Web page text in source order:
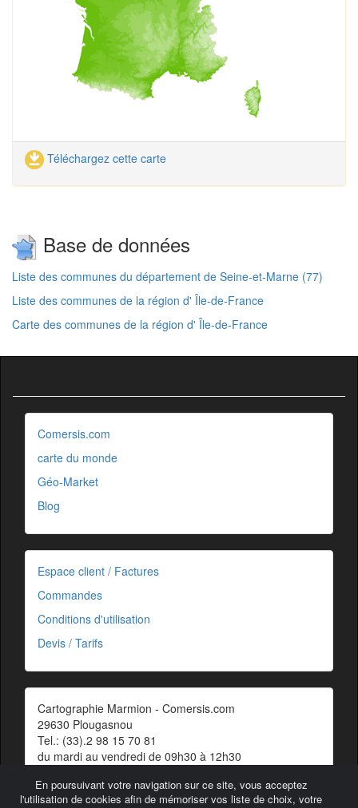
Téléchargez cette carte
Base de données
Liste des communes du département de Seine-et-Marne (77)
Liste des communes de la région d' Île-de-France
Carte des communes de la région d' Île-de-France
En poursuivant votre navigation sur ce site, vous acceptez
l'utilisation de cookies afin de mémoriser vos liste de choix, votre
Comersis.com
carte du monde
Géo-Market
Blog
Espace client / Factures
Commandes
Conditions d'utilisation
Devis / Tarifs
Cartographie Marmion - Comersis.com
29630 Plougasnou
Tel.: (33).2 98 15 70 81
du mardi au vendredi de 09h30 à 12h30
Contact